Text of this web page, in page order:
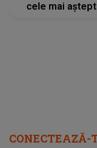
cele mai
CONECTEAZĂ-